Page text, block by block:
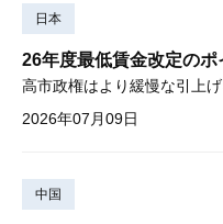
日本
26年度最低賃金改定の
2026年07月09日
中国